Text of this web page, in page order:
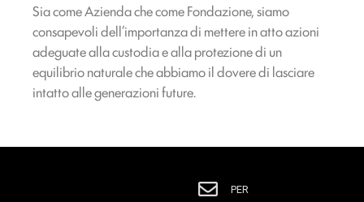
Sia come Azienda che come Fondazione, siamo
consapevoli dell’importanza di mettere in atto azioni
adeguate alla custodia e alla protezione di un
equilibrio naturale che abbiamo il dovere di lasciare
intatto alle generazioni future.
PER